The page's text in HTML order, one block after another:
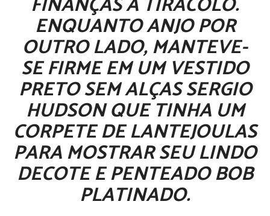
ENQUANTOANJOPOR
OUTRO LADO, MANTEVE-
SE FIRME EM UM VESTIDO
PRETO SEM ALÇAS SERGIO
HUDSON QUE TINHA UM
CORPETE DE LANTEJOULAS
PARA MOSTRAR SEU LINDO
DECOTE E PENTEADO BOB
PLATINADO.